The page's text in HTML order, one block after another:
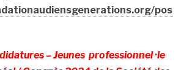
– Jeunes professionnel ·le